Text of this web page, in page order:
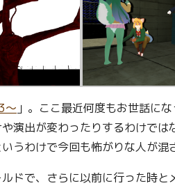
～ 」。ここ最近何度もお世話に
演出が変わったりするわけでは
うわけで今回も怖がりな人が混
ドで、さらに以前に行った時と